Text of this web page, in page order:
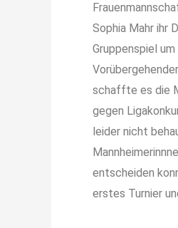
Sophia Mahr ihr
Gruppenspiel
schaffte es die
gegen
leider nicht
entscheiden
erstes Turnier